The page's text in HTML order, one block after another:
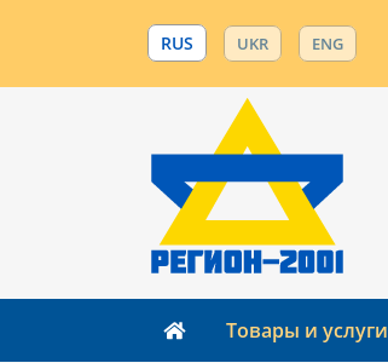
RUS UKR ENG
Товары и услуги